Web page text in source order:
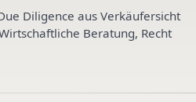
Diligence aus Verkäufersicht
Beratung, Recht